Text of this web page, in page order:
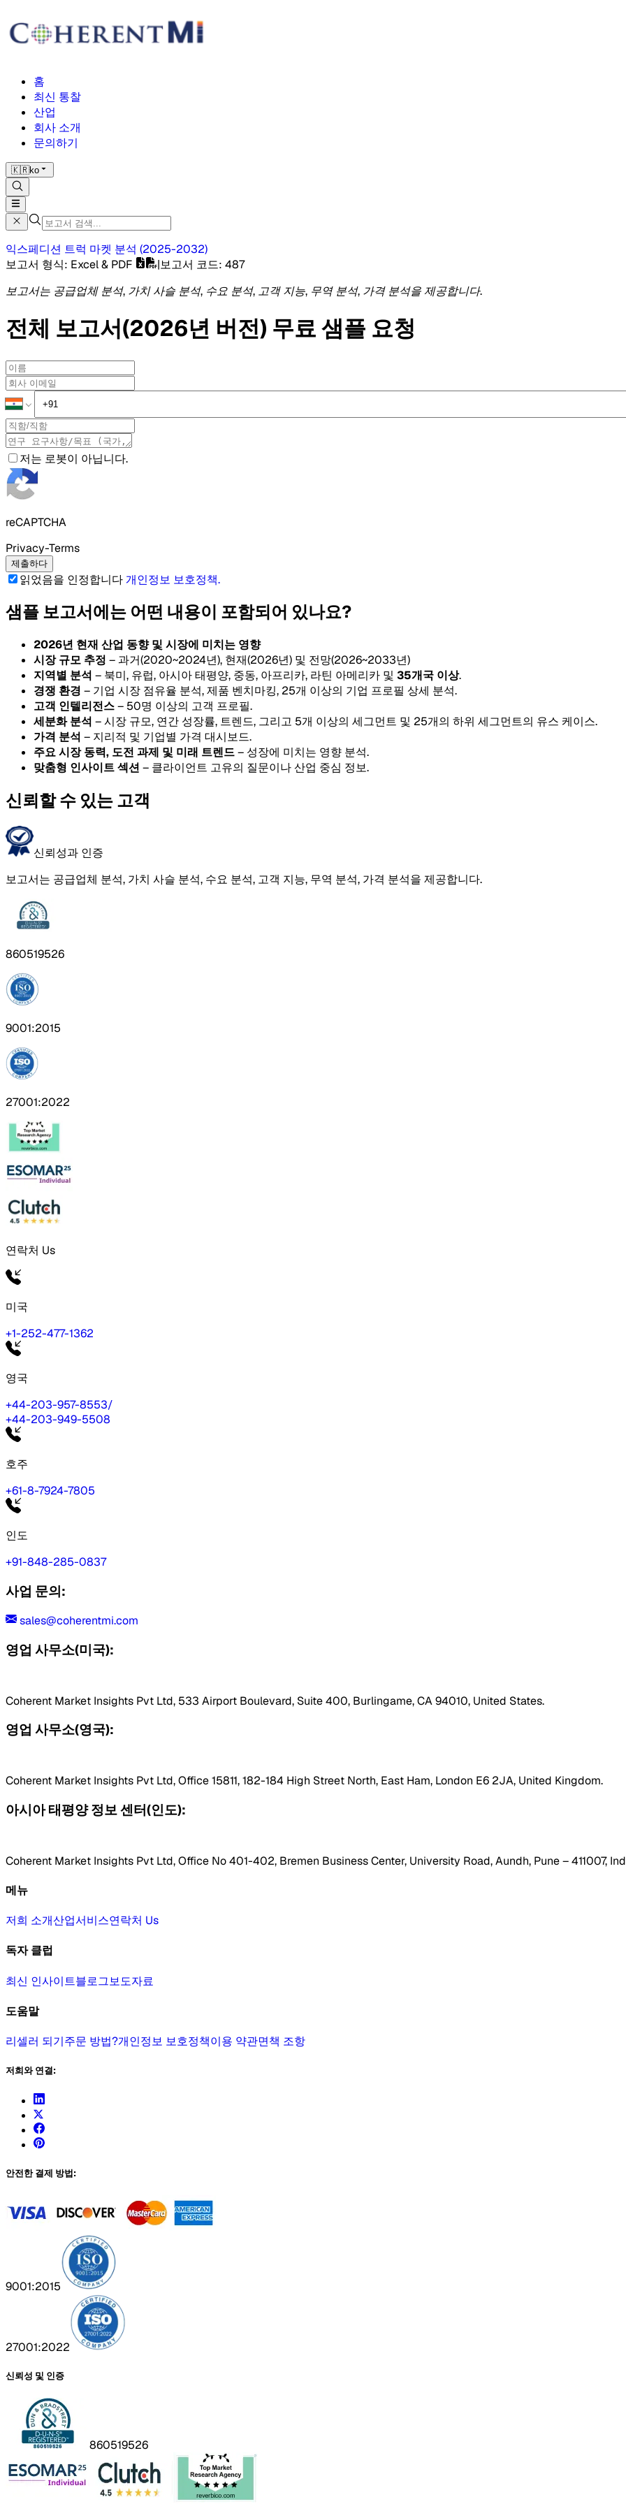
홈
최신 통찰
산업
회사 소개
문의하기
🇰🇷ko
익스페디션 트럭 마켓 분석 (2025-2032)
보고서 형식: Excel & PDF |보고서 코드: 487
보고서는 공급업체 분석, 가치 사슬 분석, 수요 분석, 고객 지능, 무역 분석, 가격 분석을 제공합니다.
전체 보고서(2026년 버전) 무료 샘플 요청
저는 로봇이 아닙니다.
reCAPTCHA
Privacy-Terms
제출하다
읽었음을 인정합니다개인정보 보호정책.
샘플 보고서에는 어떤 내용이 포함되어 있나요?
2026년 현재 산업 동향 및 시장에 미치는 영향
시장 규모 추정 – 과거(2020~2024년), 현재(2026년) 및 전망(2026~2033년)
지역별 분석 – 북미, 유럽, 아시아 태평양, 중동, 아프리카, 라틴 아메리카 및 35개국 이상.
경쟁 환경 – 기업 시장 점유율 분석, 제품 벤치마킹, 25개 이상의 기업 프로필 상세 분석.
고객 인텔리전스– 50명 이상의 고객 프로필.
세분화 분석 – 시장 규모, 연간 성장률, 트렌드, 그리고 5개 이상의 세그먼트 및 25개의 하위 세그먼트의 유스 케이스.
가격 분석 – 지리적 및 기업별 가격 대시보드.
주요 시장 동력, 도전 과제 및 미래 트렌드– 성장에 미치는 영향 분석.
맞춤형 인사이트 섹션 – 클라이언트 고유의 질문이나 산업 중심 정보.
신뢰할 수 있는 고객
신뢰성과 인증
보고서는 공급업체 분석, 가치 사슬 분석, 수요 분석, 고객 지능, 무역 분석, 가격 분석을 제공합니다.
860519526
9001:2015
27001:2022
연락처 Us
미국
+1-252-477-1362
영국
+44-203-957-8553/
+44-203-949-5508
호주
+61-8-7924-7805
인도
+91-848-285-0837
사업 문의:
sales@coherentmi.com
영업 사무소(미국):
Coherent Market Insights Pvt Ltd, 533 Airport Boulevard, Suite 400, Burlingame, CA 94010, United States.
영업 사무소(영국):
Coherent Market Insights Pvt Ltd, Office 15811, 182-184 High Street North, East Ham, London E6 2JA, United Kingdom.
아시아 태평양 정보 센터(인도):
Coherent Market Insights Pvt Ltd, Office No 401-402, Bremen Business Center, University Road, Aundh, Pune – 411007,
메뉴
저희 소개산업서비스연락처 Us
독자 클럽
최신 인사이트블로그보도자료
도움말
리셀러 되기주문 방법?개인정보 보호정책이용 약관면책 조항
저희와 연결:
안전한 결제 방법:
9001:2015
27001:2022
신뢰성 및 인증
860519526